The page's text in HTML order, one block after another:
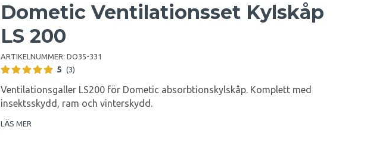
Dometic Ventilationsset Kylskåp
LS 200
ARTIKELNUMMER: DO35-331
5 (3)
Ventilationsgaller LS200 för Dometic absorbtionskylskåp. Komplett med
insektsskydd, ram och vinterskydd.
LÄS MER